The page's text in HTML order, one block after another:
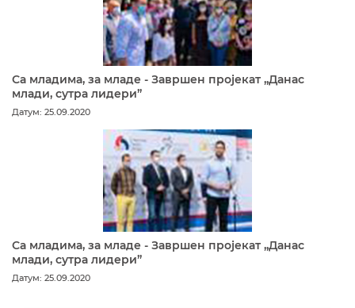
Са младима, за младе - Завршен пројекат „Данас
млади, сутра лидери”
Датум: 25.09.2020
Са младима, за младе - Завршен пројекат „Данас
млади, сутра лидери”
Датум: 25.09.2020